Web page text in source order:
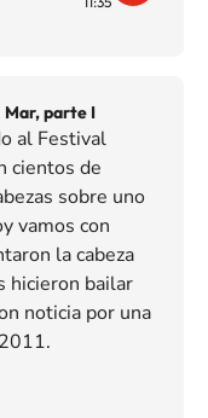
Mar, parte I
al Festival
cientos de
sobre uno
vamos con
la cabeza
hicieron bailar
noticia por una